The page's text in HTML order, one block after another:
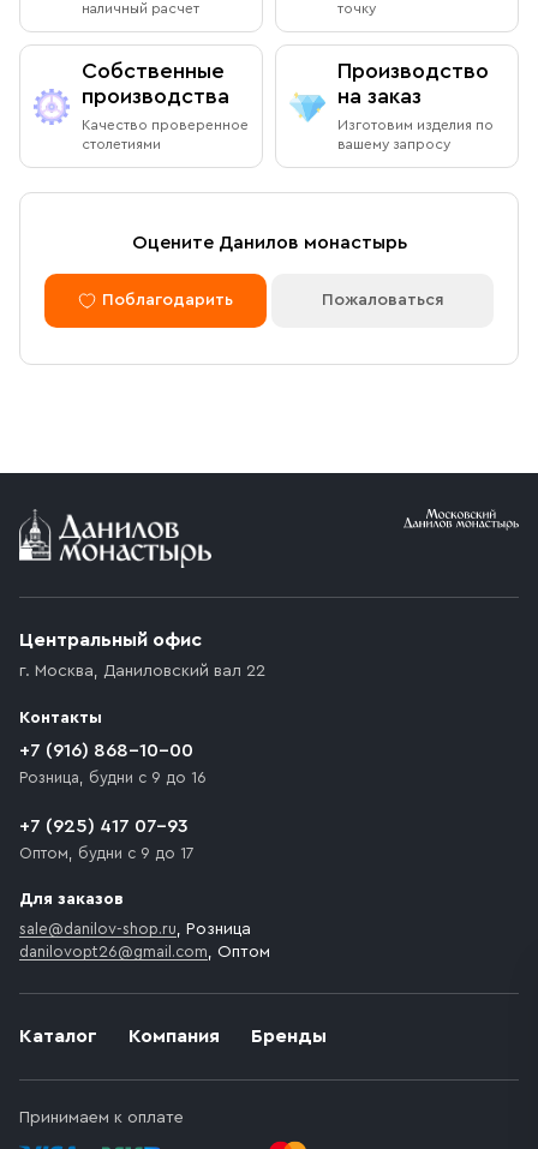
наличный расчет
точку
Собственные
производства
Качество проверенное
столетиями
Производство
на заказ
Изготовим изделия по
вашему запросу
Оцените Данилов монастырь
Поблагодарить Пожаловаться
Каталог Компания Бренды
Принимаем к оплате
Центральный офис
г. Москва, Даниловский вал 22
Контакты
+7 (916) 868-10-00
Розница, будни с 9 до 16
+7 (925) 417 07-93
Оптом, будни с 9 до 17
Для заказов
sale@danilov-shop.ru, Розница
danilovopt26@gmail.com, Оптом